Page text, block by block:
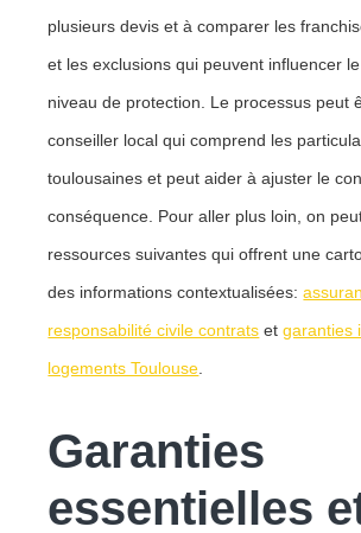
plusieurs devis et à comparer les
et les exclusions qui peuvent influencer
niveau de protection. Le processus peut
conseiller local qui comprend les
toulousaines et peut aider à ajuster le
conséquence. Pour aller plus loin, on
ressources suivantes qui offrent une
des informations contextualisées:
responsabilité civile contrats etgaranties
logements Toulouse.
Garanties
essentielles